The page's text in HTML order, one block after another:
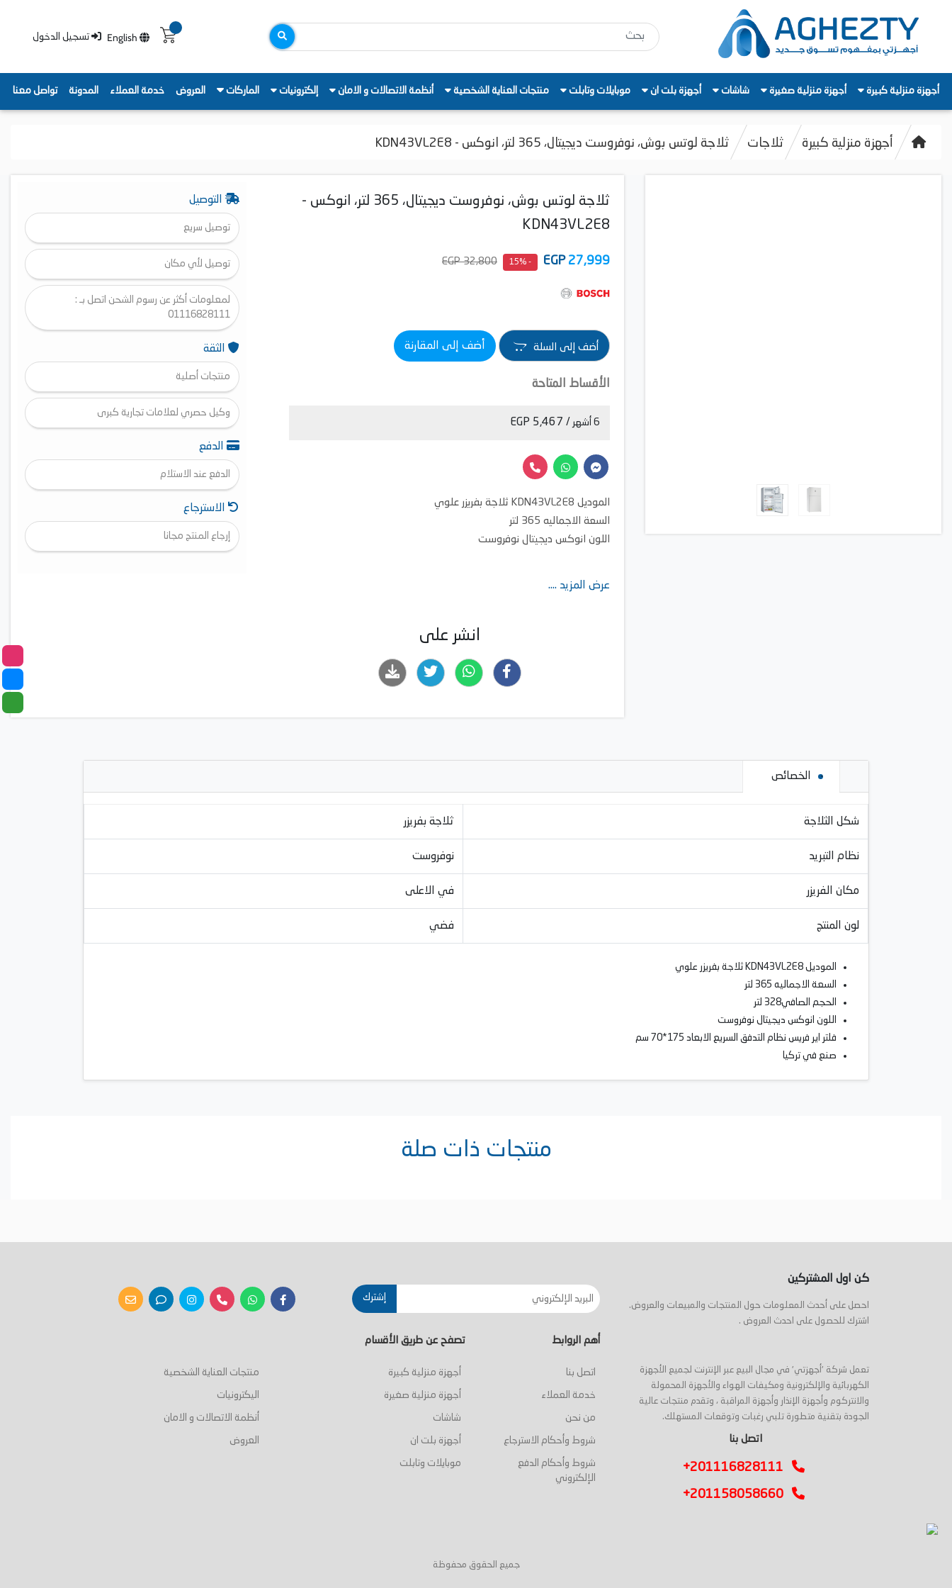
English تسجيل الدخول
أجهزة منزلية كبيرة أجهزة منزلية صغيرة شاشات أجهزة بلت ان موبايلات وتابلت منتجات العناية الشخصية أنظمة الاتصالات و الامان إلكترونيات الماركات العروض خدمة العملاء المدونة تواصل معنا
أجهزة منزلية كبيرة ثلاجات ثلاجة لوتس بوش، نوفروست ديجيتال، 365 لتر، انوكس - KDN43VL2E8
ثلاجة لوتس بوش، نوفروست ديجيتال، 365 لتر، انوكس -
KDN43VL2E8
27,999
EGP
- 15%
32,800 EGP
أضف إلى السلة أضف إلى المقارنة
الأقساط المتاحة
6 أشهر / 5,467 EGP
الموديل KDN43VL2E8 ثلاجة بفريزر علوي
السعة الاجماليه 365 لتر
اللون انوكس ديجيتال نوفروست
عرض المزيد ....
انشر على
التوصيل
توصيل سريع
توصيل لأي مكان
لمعلومات أكثر عن رسوم الشحن اتصل بـ :
01116828111
الثقة
منتجات أصلية
وكيل حصري لعلامات تجارية كبرى
الدفع
الدفع عند الاستلام
الاسترجاع
إرجاع المنتج مجانا
الخصائص
شكل الثلاجة ثلاجة بفريزر
نظام التبريد نوفروست
مكان الفريزر في الاعلى
لون المنتج فضي
الموديل KDN43VL2E8 ثلاجة بفريزر علوي
السعة الاجماليه 365 لتر
الحجم الصافي328 لتر
اللون انوكس ديجيتال نوفروست
فلتر اير فريس نظام التدفق السريع الابعاد 175*70 سم
صنع في تركيا
منتجات ذات صلة
كن اول المشتركين
احصل على أحدث المعلومات حول المنتجات والمبيعات والعروض.
اشترك للحصول على احدث العروض .
إشترك
تعمل شركة 'أجهزتي' في مجال البيع عبر الإنترنت لجميع الأجهزة
الكهربائية والإلكترونية ومكيفات الهواء والأجهزة المحمولة
والانتركوم وأجهزة الإنذار وأجهزة المراقبة ، وتقدم منتجات عالية
الجودة بتقنية متطورة تلبي رغبات وتوقعات المستهلك.
اتصل بنا
+201116828111
+201158058660
أهم الروابط
اتصل بنا
خدمة العملاء
من نحن
شروط وأحكام الاسترجاع
شروط وأحكام الدفع
الإلكتروني
تصفح عن طريق الأقسام
أجهزة منزلية كبيرة
أجهزة منزلية صغيرة
شاشات
أجهزة بلت ان
موبايلات وتابلت
منتجات العناية الشخصية
اليكترونيات
أنظمة الاتصالات و الامان
العروض
جميع الحقوق محفوظة